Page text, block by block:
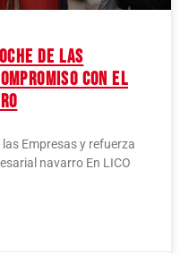
de las
con el
Empresas y refuerza
navarro En LICO